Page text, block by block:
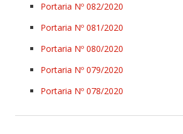
Portaria Nº 082/2020
Portaria Nº 081/2020
Portaria Nº 080/2020
Portaria Nº 079/2020
Portaria Nº 078/2020